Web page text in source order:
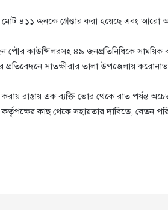
মোট ৪১১ জনকে গ্রেপ্তার করা হয়েছে এবং
কাউন্সিলরসহ ৪৯ জনপ্রতিনিধিকে সাময়িক
প্রতিবেদনে সাতক্ষীরার তালা উপজেলায়
রাস্তায় এক ব্যক্তি ভোর থেকে রাত পর্যন্ত
কাছ থেকে সহায়তার দাবিতে, বেতন